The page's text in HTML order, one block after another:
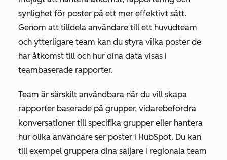
synlighet för poster på ett mer effektivt sätt.
Genom att tilldela användare till ett huvudteam
och ytterligare team kan du styra vilka poster de
har åtkomst till och hur dina data visas i
teambaserade rapporter.
Team är särskilt användbara när du vill skapa
rapporter baserade på grupper, vidarebefordra
konversationer till specifika grupper eller hantera
hur olika användare ser poster i HubSpot. Du kan
till exempel gruppera dina säljare i regionala team